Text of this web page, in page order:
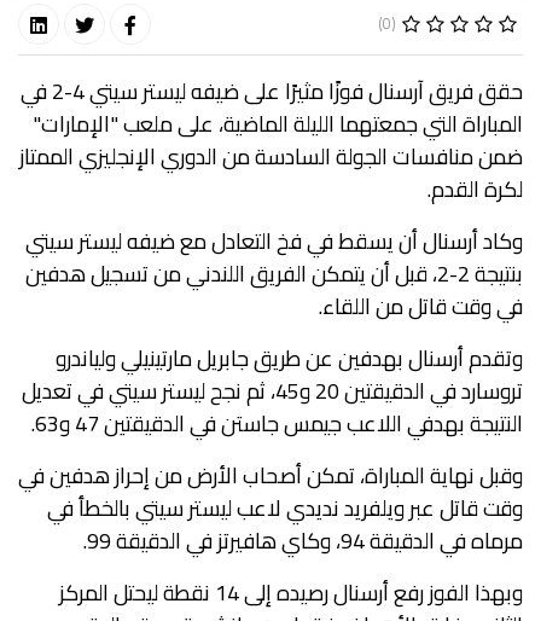
(0)
حقق فريق آرسنال فوزًا مثيرًا على ضيفه ليستر سيتي 4-2 في
المباراة التي جمعتهما الليلة الماضية، على ملعب "الإمارات"
ضمن منافسات الجولة السادسة من الدوري الإنجليزي الممتاز
لكرة القدم.
وكاد أرسنال أن يسقط في فخ التعادل مع ضيفه ليستر سيتي
بنتيجة 2-2، قبل أن يتمكن الفريق اللندني من تسجيل هدفين
في وقت قاتل من اللقاء.
وتقدم أرسنال بهدفين عن طريق جابريل مارتينيلي ولياندرو
تروسارد في الدقيقتين 20 و45، ثم نجح ليستر سيتي في تعديل
النتيجة بهدفي اللاعب جيمس جاستن في الدقيقتين 47 و63.
وقبل نهاية المباراة، تمكن أصحاب الأرض من إحراز هدفين في
وقت قاتل عبر ويلفريد نديدي لاعب ليستر سيتي بالخطأ في
مرماه في الدقيقة 94، وكاي هافيرتز في الدقيقة 99.
وبهذا الفوز رفع أرسنال رصيده إلى 14 نقطة ليحتل المركز